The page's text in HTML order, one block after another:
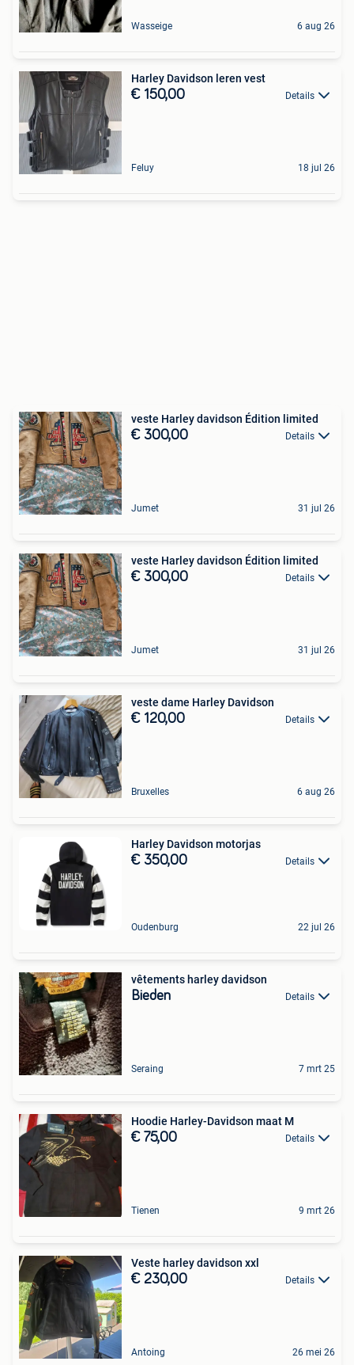
Wasseige 6 aug 26
Harley Davidson leren vest
€ 150,00 Details
Feluy 18 jul 26
veste Harley davidson Édition limited
€ 300,00 Details
Jumet 31 jul 26
veste Harley davidson Édition limited
€ 300,00 Details
Jumet 31 jul 26
veste dame Harley Davidson
€ 120,00 Details
Bruxelles 6 aug 26
Harley Davidson motorjas
€ 350,00 Details
Oudenburg 22 jul 26
vêtements harley davidson
Bieden Details
Seraing 7 mrt 25
Hoodie Harley-Davidson maat M
€ 75,00 Details
Tienen 9 mrt 26
Veste harley davidson xxl
€ 230,00 Details
Antoing 26 mei 26